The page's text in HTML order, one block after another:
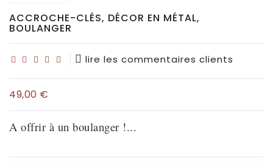
ACCROCHE-CLÉS, DÉCOR EN MÉTAL,
BOULANGER
lire les commentaires clients
49,00 €
A offrir à un boulanger !...